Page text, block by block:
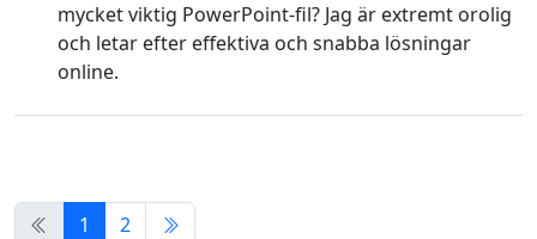
mycket viktig PowerPoint-fil? Jag är extremt orolig
och letar efter effektiva och snabba lösningar
online.
1 2